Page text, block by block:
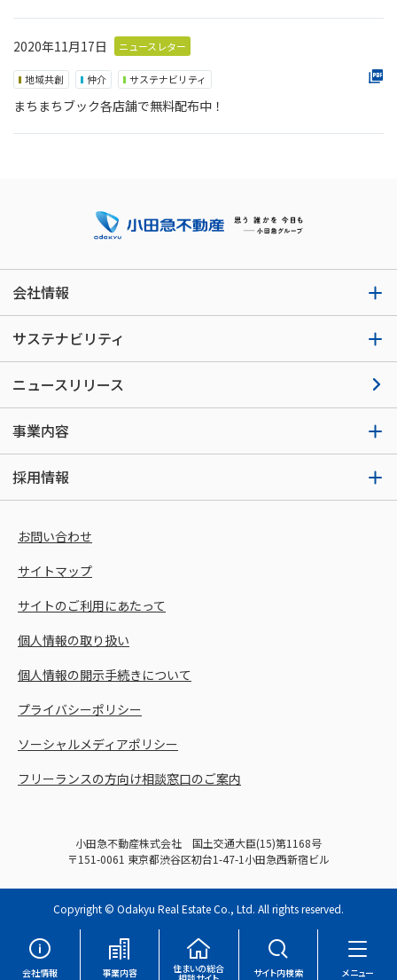
会社情報 事業内容 住まいの総合
相談サイト サイト内検索 メニュー
2020年11月17日 ニュースレター
地域共創 仲介 サステナビリティ
まちまちブック各店舗で無料配布中！
会社情報
サステナビリティ
ニュースリリース
事業内容
採用情報
お問い合わせ
サイトマップ
サイトのご利用にあたって
個人情報の取り扱い
個人情報の開示手続きについて
プライバシーポリシー
ソーシャルメディアポリシー
フリーランスの方向け相談窓口のご案内
小田急不動産株式会社 国土交通大臣(15)第1168号
〒151-0061 東京都渋谷区初台1-47-1小田急西新宿ビル
Copyright © Odakyu Real Estate Co., Ltd. All rights reserved.